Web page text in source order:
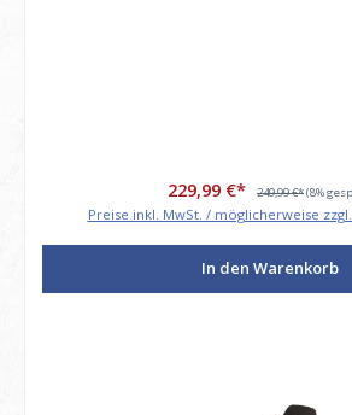
229,99 €* 249,99 €*(8%
Preise inkl. MwSt. / möglicherweise
In den Warenkorb